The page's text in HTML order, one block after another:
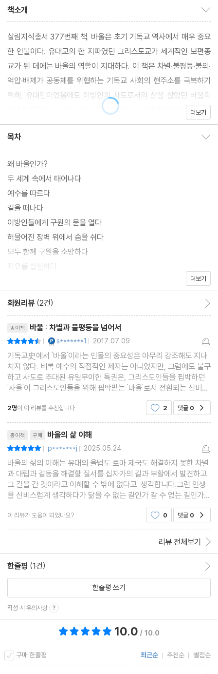
책소개
살림지식총서 377번째 책. 바울은 초기 기독교 역사에서 매우 중요
한 인물이다. 유대교의 한 지파였던 그리스도교가 세계적인 보편종
교가 된 데에는 바울의 역할이 지대하다. 이 책은 차별·불평등·불의·
억압·배제가 공동체를 위협하는 기독교 사회의 현주소를 극복하기
위해, 유대인이었음에도 이방인의 사도로서의 삶을 살았던 바울의
사역을 통해 오늘날의 기독교가 나아가야 할 방향을 제시한다.더보기
목차
왜 바울인가?
두 세계 속에서 태어나다
예수를 따르다
길을 떠나다
이방인들에게 구원의 문을 열다
허물어진 장벽 위에서 숨을 쉬다
모두 함께 구원을 소망하다
자유를 실천하다
다시 살아나다
무엇이 바울의 얼굴인가?
더보기
회원리뷰 (2건)
종이책 바울 : 차별과 불평등을 넘어서
| s*******1 | 2017.07.09
기독교史에서 '바울'이라는 인물의 중요성은 아무리 강조해도 지나
치지 않다. 비록 예수의 직접적인 제자는 아니었지만, 그럼에도 불구
하고 사도로 추대된 유일무이한 특권은, 그리스도인들을 핍박하던
'사울'이 그리스도인들을 위해 핍박받는 '바울'로서 전환되는 신비로
운 회심의 사건에서 비롯되는 것과, 초대 교회가 가지고 있던 다양한
문제들을 신앙적으로 해결하고자 했던 그의
2명이 이 리뷰를 추천합니다. 2 댓글 0
종이책 구매 바을의 삶 이해
| p*******j | 2025.05.24
바울의 삶의 이해는 유대의 율법도 로마 제국도 해결하지 못한 차별
과 대립과 갈등을 해결할 질서를 십자가의 길과 부활에서 발견하고
그 길을 간 것이라고 이해할 수 밖에 없다고 생각합니다.그런 인생
을 신비스럽계 생각하다가 닮을 수 없는 길인가 갈 수 없는 길인가
생가하다가 답을 얻고 힘을 얻게 되네요~감사한 마음 드네요.
이 리뷰가 도움이 되었나요? 0 댓글 0
리뷰 전체보기
한줄평 (1건)
한줄평 쓰기
작성 시 유의사항
10.0 / 10.0
구매 한줄평 최근순 추천순 별점순